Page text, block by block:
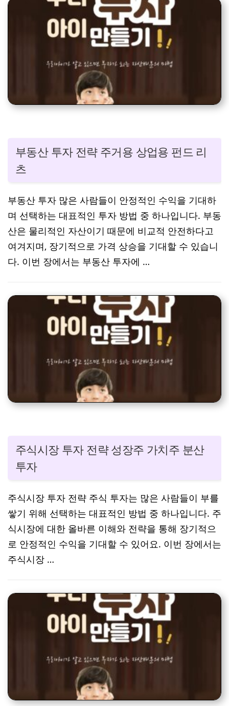
부동산 투자 전략 주거용 상업용 펀드 리
츠
부동산 투자 많은 사람들이 안정적인 수익을 기대하
며 선택하는 대표적인 투자 방법 중 하나입니다. 부동
산은 물리적인 자산이기 때문에 비교적 안전하다고
여겨지며, 장기적으로 가격 상승을 기대할 수 있습니
다. 이번 장에서는 부동산 투자에 …
주식시장 투자 전략 성장주 가치주 분산
투자
주식시장 투자 전략 주식 투자는 많은 사람들이 부를
쌓기 위해 선택하는 대표적인 방법 중 하나입니다. 주
식시장에 대한 올바른 이해와 전략을 통해 장기적으
로 안정적인 수익을 기대할 수 있어요. 이번 장에서는
주식시장 …